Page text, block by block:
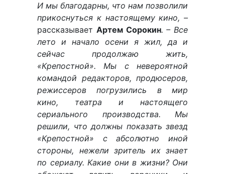
И мы благодарны, что нам позволили
прикоснуться к настоящему кино, –
рассказывает Артем Сорокин. – Все
лето и начало осени я жил, да и
сейчас продолжаю жить,
«Крепостной». Мы с невероятной
командой редакторов, продюсеров,
режиссеров погрузились в мир
кино, театра и настоящего
сериального производства. Мы
решили, что должны показать звезд
«Крепостной» с абсолютно иной
стороны, нежели зритель их знает
по сериалу. Какие они в жизни? Они